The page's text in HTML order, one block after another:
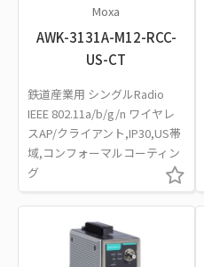
Moxa
AWK-3131A-M12-RCC-
US-CT
鉄道産業用 シングルRadio
IEEE 802.11a/b/g/n ワイヤレ
スAP/クライアント,IP30,US帯
域,コンフォーマルコーティン
グ